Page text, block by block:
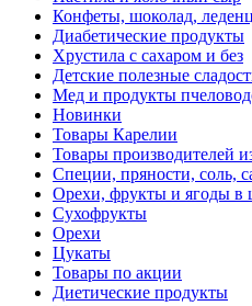
Конфеты, шоколад,
Диабетические продукты
Хрустила с сахаром и без
Детские полезные
Мед и продукты
Новинки
Товары Карелии
Товары производителей
Специи, пряности, соль,
Орехи, фрукты и ягоды в
Сухофрукты
Орехи
Цукаты
Товары по акции
Диетические продукты